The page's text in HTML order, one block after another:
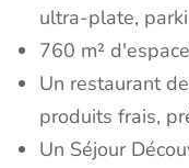
ultra-plate,
760 m²
Un restaurant
produits frais,
Un Séjour